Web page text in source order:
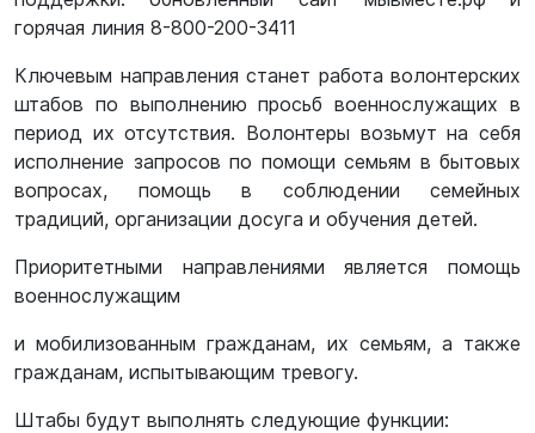
горячая линия 8-800-200-3411
Ключевым направления станет работа волонтерских
штабов по выполнению просьб военнослужащих в
период их отсутствия. Волонтеры возьмут на себя
исполнение запросов по помощи семьям в бытовых
вопросах, помощь в соблюдении семейных
традиций, организации досуга и обучения детей.
Приоритетными направлениями является помощь
военнослужащим
и мобилизованным гражданам, их семьям, а также
гражданам, испытывающим тревогу.
Штабы будут выполнять следующие функции: